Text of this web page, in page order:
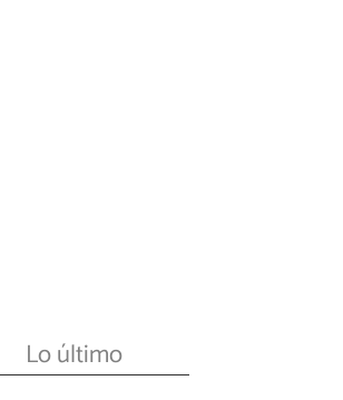
Lo último